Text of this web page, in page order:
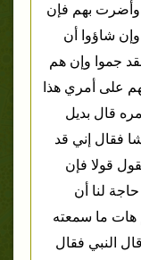
وأضرت بهم فإن
وإن شاؤوا أن
جموا وإن هم
على أمري هذا
قال بديل
فقال إني قد
قولا فإن
لنا أن
هات ما سمعته
النبي فقال